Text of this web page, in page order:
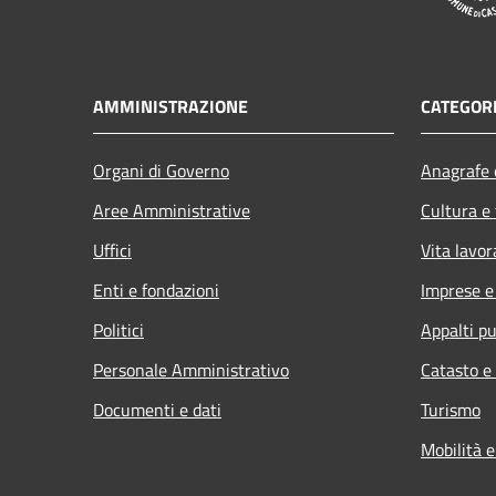
AMMINISTRAZIONE
Organi di Governo
Aree Amministrative
Uffici
Enti e fondazioni
Politici
Personale Amministrativo
Documenti e dati
Cultura
Vita
Imprese
Appalti
Catasto
Turismo
Mobilità